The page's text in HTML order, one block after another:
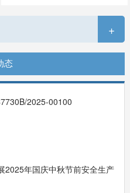
+
态
2025-00100
2025年国庆中秋节前安全生产